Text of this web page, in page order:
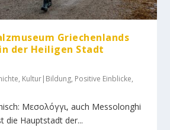
Griechenlands
der Heiligen Stadt
, Kultur|Bildung, Positive Einblicke,
Μεσολόγγι, auch Messolonghi
die Hauptstadt der...